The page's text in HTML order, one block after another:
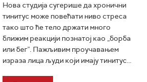
Нова студија сугерише да хронични
тинитус може повећати ниво стреса
тако што ће тело држати много
ближим реакцији познатој као „борба
или бег”. Пажљивим проучавањем
израза лица људи који имају тинитус...